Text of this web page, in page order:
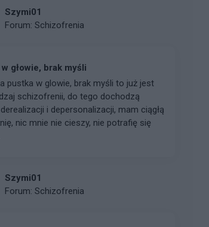
Szymi01
Forum: Schizofrenia
głowie, brak myśli
pustka w glowie, brak myśli to już jest
schizofrenii, do tego dochodzą
i depersonalizacji, mam ciągłą
nic mnie nie cieszy, nie potrafię się
Szymi01
Forum: Schizofrenia